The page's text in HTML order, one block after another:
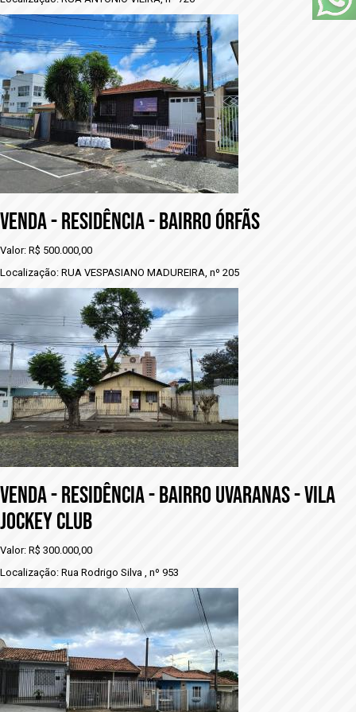
VENDA - RESIDÊNCIA - BAIRRO ÓRFÃS
Valor: R$ 500.000,00
Localização: RUA VESPASIANO MADUREIRA, nº 205
VENDA - RESIDÊNCIA - BAIRRO UVARANAS - VILA
JOCKEY CLUB
Valor: R$ 300.000,00
Localização: Rua Rodrigo Silva , nº 953